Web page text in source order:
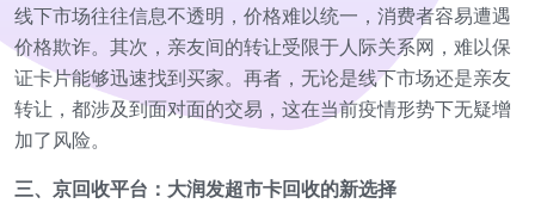
线下市场往往信息不透明，价格难以统一，消费者容易遭遇
价格欺诈。其次，亲友间的转让受限于人际关系网，难以保
证卡片能够迅速找到买家。再者，无论是线下市场还是亲友
转让，都涉及到面对面的交易，这在当前疫情形势下无疑增
加了风险。
三、京回收平台：大润发超市卡回收的新选择